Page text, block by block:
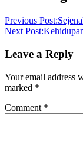
Previous Post:
Next Post:
Leave a Reply
Your email address
marked *
Comment *